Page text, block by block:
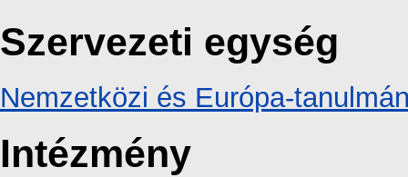
Szervezeti egység
Nemzetközi és Európa-
Intézmény